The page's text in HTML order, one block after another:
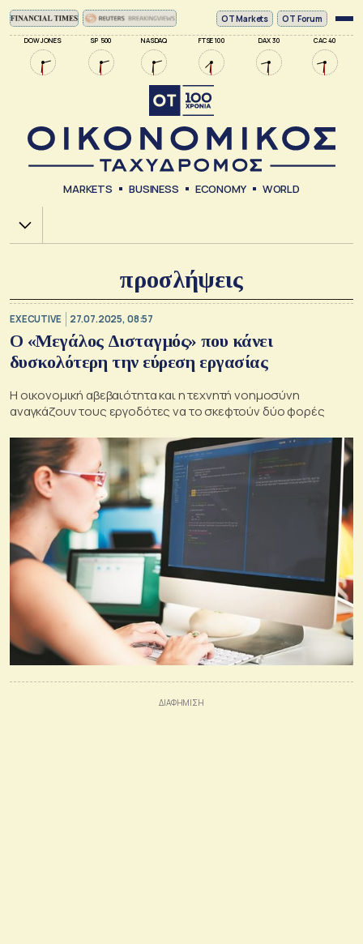
DOW JONES SP 500 NASDAQ FTSE 100 DAX 30 CAC 40
ΟΤ Markets OT Forum
MARKETS BUSINESS ECONOMY WORLD
Χ.Α.
προσλήψεις
EXECUTIVE 27.07.2025, 08:57
Ο «Μεγάλος Δισταγμός» που κάνει
δυσκολότερη την εύρεση εργασίας
Η οικονομική αβεβαιότητα και η τεχνητή νοημοσύνη
αναγκάζουν τους εργοδότες να το σκεφτούν δύο φορές